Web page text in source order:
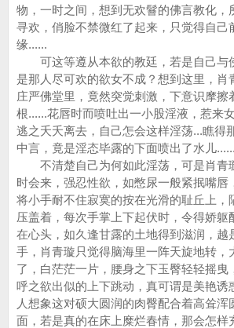
物，一时之间，想到无欢鬙的佛言教化，
寻欢，俏脸不禁微红了起来，只觉得自己
缘......
可这等遵从本欲的教廷，若是自己与
是那人尽可欢的欲女不成？想到这里，肖
庄严佛堂里，竟然突觉刺激，下意识摩擦
根......花唇时而喷吐出一小股淫液，惹来
逃之夭夭离去，自己怎会这样淫荡...瞧得
中言，竟是淫态毕露的下面喷出了水儿......
不清楚自己为何如此淫荡，可是肖青
时会来，强忍性欲，如憋尿一般紧抿嘴唇
将小手耐不住寂寞的按在光滑的耻丘上，
压盖着，每次手掌上下起伏时，令得娇躯
在心头，如久逢甘露的土地得到滋润，越
手，肖青璇只觉得脑海里一阵天旋地转，
了，白茫茫一片，腰身之下玉臀轻轻摇曳
呼之欲出似的上下跳动，真可谓是美艳诱
人想象这对硕大圆润的肉臀配合着高耸浑
面，若是真的在床上糜烂春情，那会怎样